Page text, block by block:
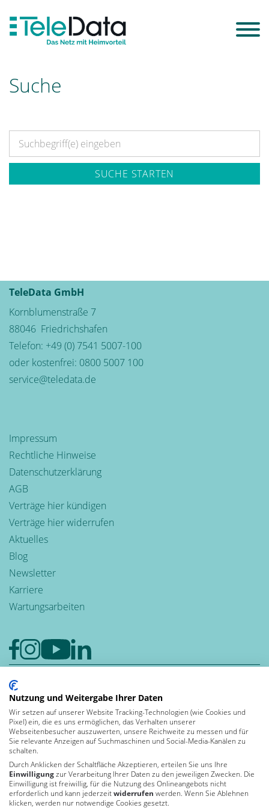
Suche
TeleData GmbH
Kornblumenstraße 7
88046 Friedrichshafen
Telefon: +49 (0) 7541 5007-100
oder kostenfrei: 0800 5007 100
service@teledata.de
Impressum
Rechtliche Hinweise
Datenschutzerklärung
AGB
Verträge hier kündigen
Verträge hier widerrufen
Aktuelles
Blog
Newsletter
Karriere
Wartungsarbeiten
Leben und
arbeiten in der
4,6
Bewerten auch Sie uns bei Google
Von Kununu ausgezeichnet
als Top Arbeitgeber 2026
Nutzung und Weitergabe Ihrer Daten
Wir setzen auf unserer Website Tracking-Technologien (wie Cookies und
Pixel) ein, die es uns ermöglichen, das Verhalten unserer
Webseitenbesucher auszuwerten, unsere Reichweite zu messen und für
Sie relevante Anzeigen auf Suchmaschinen und Social-Media-Kanälen zu
schalten.
Durch Anklicken der Schaltfläche Akzeptieren, erteilen Sie uns Ihre
Einwilligungzur Verarbeitung Ihrer Daten zu den jeweiligen Zwecken. Die
Einwilligung ist freiwillig, für die Nutzung des Onlineangebots nicht
erforderlich und kann jederzeitwiderrufen werden. Wenn Sie Ablehnen
klicken, werden nur notwendige Cookies gesetzt.